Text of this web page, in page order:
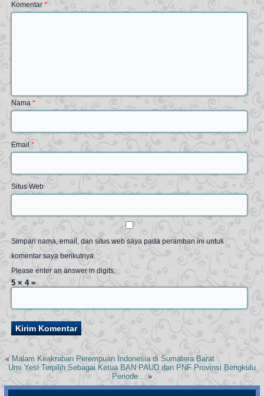
Komentar*
Nama*
Email*
Situs Web
Simpan nama, email, dan situs web saya pada peramban ini untuk
komentar saya berikutnya.
Please enter an answer in digits:
5 × 4 =
« Malam Keakraban Perempuan Indonesia di Sumatera Barat
Umi Yesi Terpilih Sebagai Ketua BAN PAUD dan PNF Provinsi Bengkulu
Periode… »